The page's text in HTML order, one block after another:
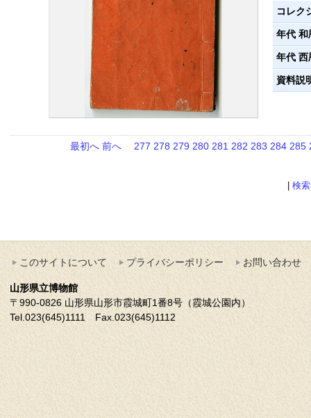
コレク
年代 和
年代 西
資料説
最初へ 前へ 277 278 279 280 281 282 283 284 285
|検
このサイトについて プライバシーポリシー お問い合わせ
山形県立博物館
〒990-0826 山形県山形市霞城町1番8号（霞城公園内）
Tel.023(645)1111 Fax.023(645)1112